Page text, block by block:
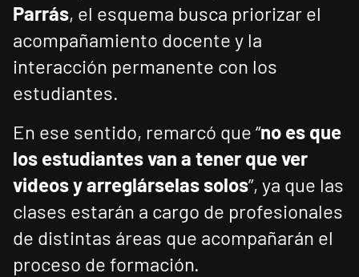
Parrás, el esquema busca priorizar el
acompañamiento docente y la
interacción permanente con los
estudiantes.
En ese sentido, remarcó que “no es que
los estudiantes van a tener que ver
videos y arreglárselas solos”, ya que las
clases estarán a cargo de profesionales
de distintas áreas que acompañarán el
proceso de formación.